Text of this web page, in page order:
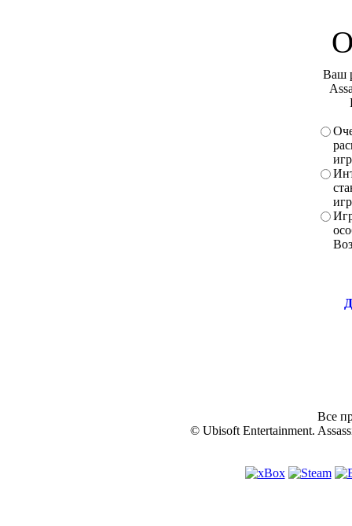
Ваш
Все
© Ubisoft Entertainment.